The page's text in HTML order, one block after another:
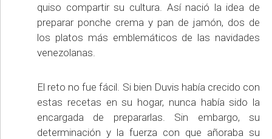
quiso compartir su cultura. Así nació la idea de
preparar ponche crema y pan de jamón, dos de
los platos más emblemáticos de las navidades
venezolanas.
El reto no fue fácil. Si bien Duvis había crecido con
estas recetas en su hogar, nunca había sido la
encargada de prepararlas. Sin embargo, su
determinación y la fuerza con que añoraba su